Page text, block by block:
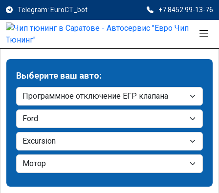
Telegram: EuroCT_bot +7 8452 99-13-76
Выберите ваш авто: